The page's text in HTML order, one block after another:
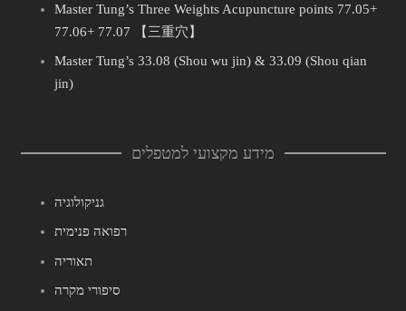
Master Tung’s Three Weights Acupuncture points 77.05+
77.06+ 77.07 【三重穴】
Master Tung’s 33.08 (Shou wu jin) & 33.09 (Shou qian
jin)
מידע מקצועי למטפלים
גניקולוגיה
רפואה פנימית
תאוריה
סיפורי מקרה